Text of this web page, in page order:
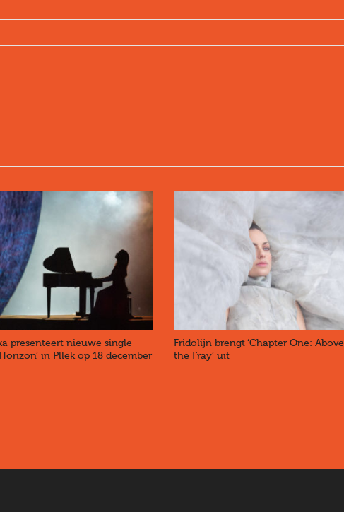
presenteert nieuwe single
in Pllek op 18 december
Fridolijn brengt ‘Chapter One: Above
the Fray’ uit